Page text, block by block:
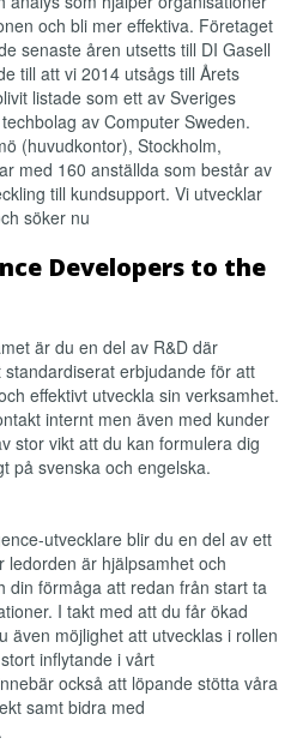
och bli mer effektiva. Företaget
senaste åren utsetts till DI Gasell
till att vi 2014 utsågs till Årets
listade som ett av Sveriges
av Computer Sweden.
(huvudkontor), Stockholm,
med 160 anställda som består av
till kundsupport. Vi utvecklar
söker nu
Developers to the
är du en del av R&D där
erbjudande för att
effektivt utveckla sin verksamhet.
internt men även med kunder
stor vikt att du kan formulera dig
på svenska och engelska.
utvecklare blir du en del av ett
ledorden är hjälpsamhet och
din förmåga att redan från start ta
I takt med att du får ökad
även möjlighet att utvecklas i rollen
inflytande i vårt
också att löpande stötta våra
samt bidra med